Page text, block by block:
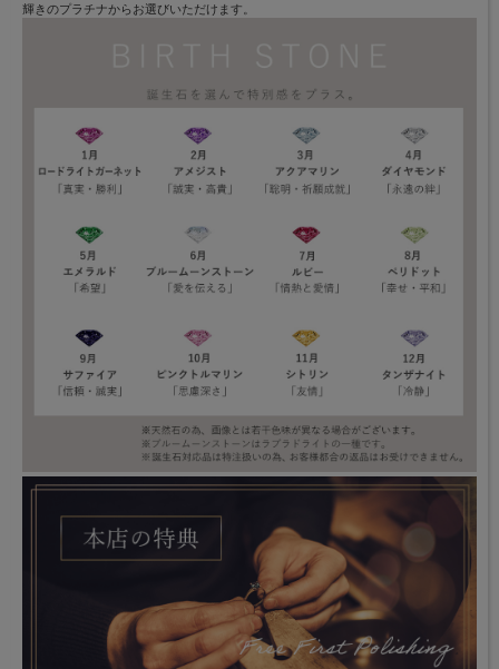
輝きのプラチナからお選びいただけます。